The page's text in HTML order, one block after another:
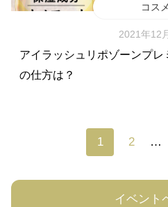
コスメ
2021年12
アイラッシュリポゾーンプ
の仕方は？
1 2 …
イベント